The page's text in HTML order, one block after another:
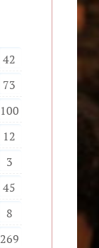
42
73
100
12
3
45
8
269